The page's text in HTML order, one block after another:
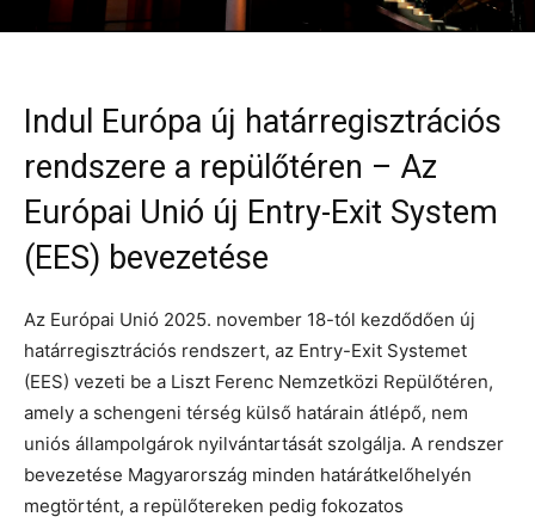
Indul Európa új határregisztrációs
rendszere a repülőtéren – Az
Európai Unió új Entry-Exit System
(EES) bevezetése
Az Európai Unió 2025. november 18-tól kezdődően új
határregisztrációs rendszert, az Entry-Exit Systemet
(EES) vezeti be a Liszt Ferenc Nemzetközi Repülőtéren,
amely a schengeni térség külső határain átlépő, nem
uniós állampolgárok nyilvántartását szolgálja. A rendszer
bevezetése Magyarország minden határátkelőhelyén
megtörtént, a repülőtereken pedig fokozatos